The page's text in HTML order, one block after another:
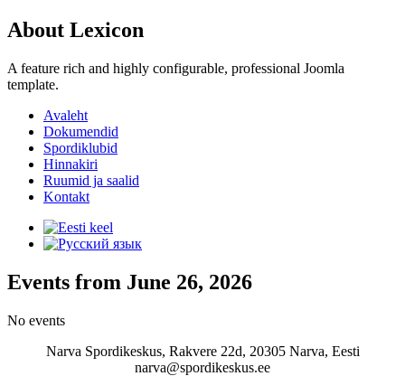
About Lexicon
A feature rich and highly configurable, professional Joomla
template.
Avaleht
Dokumendid
Spordiklubid
Hinnakiri
Ruumid ja saalid
Kontakt
Events from June 26, 2026
No events
Narva Spordikeskus, Rakvere 22d, 20305 Narva, Eesti
narva@spordikeskus.ee